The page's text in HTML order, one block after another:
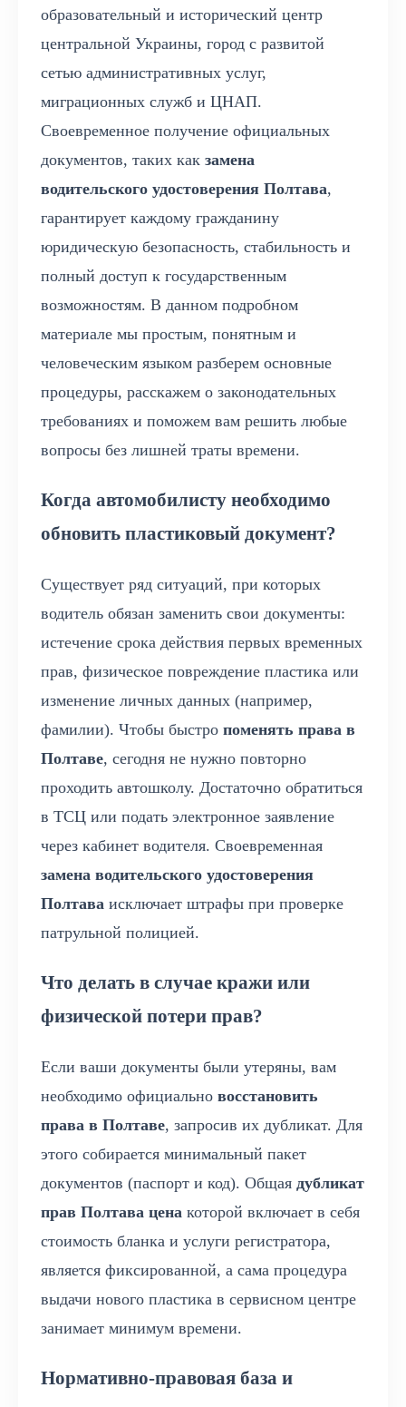
образовательный и исторический центр
центральной Украины, город с развитой
сетью административных услуг,
миграционных служб и ЦНАП.
Своевременное получение официальных
документов, таких как замена
водительского удостоверения Полтава,
гарантирует каждому гражданину
юридическую безопасность, стабильность и
полный доступ к государственным
возможностям. В данном подробном
материале мы простым, понятным и
человеческим языком разберем основные
процедуры, расскажем о законодательных
требованиях и поможем вам решить любые
вопросы без лишней траты времени.
Когда автомобилисту необходимо
обновить пластиковый документ?
Существует ряд ситуаций, при которых
водитель обязан заменить свои документы:
истечение срока действия первых временных
прав, физическое повреждение пластика или
изменение личных данных (например,
фамилии). Чтобы быстро поменять права в
Полтаве, сегодня не нужно повторно
проходить автошколу. Достаточно обратиться
в ТСЦ или подать электронное заявление
через кабинет водителя. Своевременная
замена водительского удостоверения
Полтава исключает штрафы при проверке
патрульной полицией.
Что делать в случае кражи или
физической потери прав?
Если ваши документы были утеряны, вам
необходимо официально восстановить
права в Полтаве, запросив их дубликат. Для
этого собирается минимальный пакет
документов (паспорт и код). Общая дубликат
прав Полтава цена которой включает в себя
стоимость бланка и услуги регистратора,
является фиксированной, а сама процедура
выдачи нового пластика в сервисном центре
занимает минимум времени.
Нормативно-правовая база и